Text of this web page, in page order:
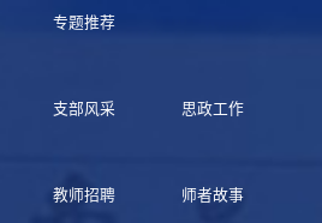
专题推荐
支部风采 思政工作
教师招聘 师者故事